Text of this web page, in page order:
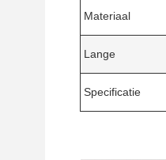
Materiaal
Lange
Specificatie